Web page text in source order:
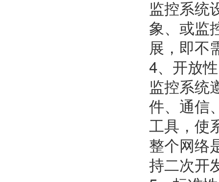
监控系统
象、或监
展，即不
4、开放性
监控系统
件、通信
工具，使
整个网络
持二次开